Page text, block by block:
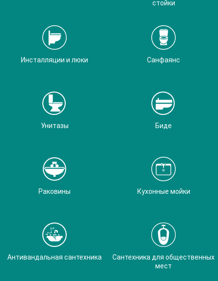
стойки
Инсталляции и люки Санфаянс
Унитазы Биде
Раковины Кухонные мойки
Антивандальная сантехника
Сантехника для общественных
мест